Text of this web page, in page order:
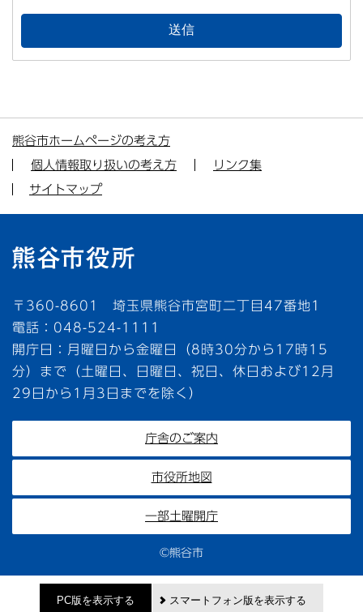
熊谷市ホームページの考え方
個人情報取り扱いの考え方
リンク集
サイトマップ
〒360-8601 埼玉県熊谷市宮町二丁目47番地1
電話：048-524-1111
開庁日：月曜日から金曜日（8時30分から17時15
分）まで（土曜日、日曜日、祝日、休日および12月
29日から1月3日までを除く）
庁舎のご案内
市役所地図
一部土曜開庁
©熊谷市
PC版を表示する スマートフォン版を表示する